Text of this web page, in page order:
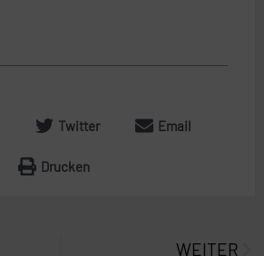
Twitter Email
Drucken
WEITER